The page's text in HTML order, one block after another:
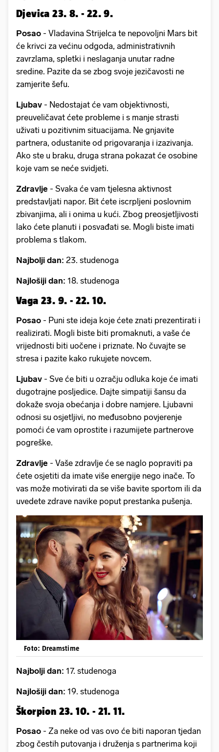
Djevica 23. 8. - 22. 9.
Posao - Vladavina Strijelca te nepovoljni Mars bit
će krivci za većinu odgoda, administrativnih
zavrzlama, spletki i neslaganja unutar radne
sredine. Pazite da se zbog svoje jezičavosti ne
zamjerite šefu.
Ljubav - Nedostajat će vam objektivnosti,
preuveličavat ćete probleme i s manje strasti
uživati u pozitivnim situacijama. Ne gnjavite
partnera, odustanite od prigovaranja i izazivanja.
Ako ste u braku, druga strana pokazat će osobine
koje vam se neće svidjeti.
Zdravlje - Svaka će vam tjelesna aktivnost
predstavljati napor. Bit ćete iscrpljeni poslovnim
zbivanjima, ali i onima u kući. Zbog preosjetljivosti
lako ćete planuti i posvađati se. Mogli biste imati
problema s tlakom.
Najbolji dan: 23. studenoga
Najlošiji dan: 18. studenoga
Vaga 23. 9. - 22. 10.
Posao - Puni ste ideja koje ćete znati prezentirati i
realizirati. Mogli biste biti promaknuti, a vaše će
vrijednosti biti uočene i priznate. No čuvajte se
stresa i pazite kako rukujete novcem.
Ljubav - Sve će biti u ozračju odluka koje će imati
dugotrajne posljedice. Dajte simpatiji šansu da
dokaže svoja obećanja i dobre namjere. Ljubavni
odnosi su osjetljivi, no međusobno povjerenje
pomoći će vam oprostite i razumijete partnerove
pogreške.
Zdravlje - Vaše zdravlje će se naglo popraviti pa
ćete osjetiti da imate više energije nego inače. To
vas može motivirati da se više bavite sportom ili da
uvedete zdrave navike poput prestanka pušenja.
Foto: Dreamstime
Najbolji dan: 17. studenoga
Najlošiji dan: 19. studenoga
Škorpion 23. 10. - 21. 11.
Posao - Za neke od vas ovo će biti naporan tjedan
zbog čestih putovanja i druženja s partnerima koji